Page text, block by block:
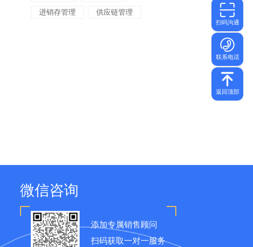
进销存管理
供应链管理
微信咨询
添加专属销售顾问
扫码获取一对一服务